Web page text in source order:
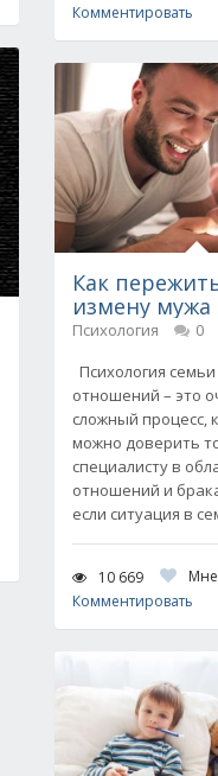
Комментировать
Как
измену мужа
Психология
0
Психология
отношений – это
сложный процесс,
можно доверить
специалисту в
отношений и
если ситуация в
10 669
Комментировать